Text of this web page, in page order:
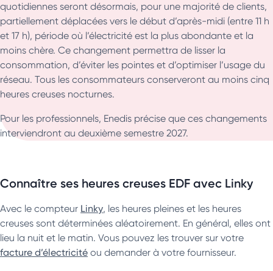
quotidiennes seront désormais, pour une majorité de clients,
partiellement déplacées vers le début d’après-midi (entre 11 h
et 17 h), période où l’électricité est la plus abondante et la
moins chère. Ce changement permettra de lisser la
consommation, d’éviter les pointes et d’optimiser l’usage du
réseau. Tous les consommateurs conserveront au moins cinq
heures creuses nocturnes.
Pour les professionnels, Enedis précise que ces changements
interviendront au deuxième semestre 2027.
Connaître ses heures creuses EDF avec Linky
Avec le compteur Linky, les heures pleines et les heures
creuses sont déterminées aléatoirement. En général, elles ont
lieu la nuit et le matin. Vous pouvez les trouver sur votre
facture d’électricité ou demander à votre fournisseur.